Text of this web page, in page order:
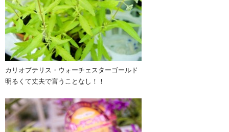
カリオプテリス・ウォーチェスターゴールド
明るくて丈夫で言うことなし！！